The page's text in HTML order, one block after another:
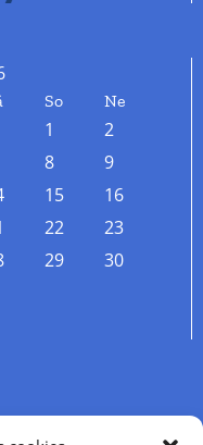
So Ne
1
2
8
9
15
16
22
23
29
30